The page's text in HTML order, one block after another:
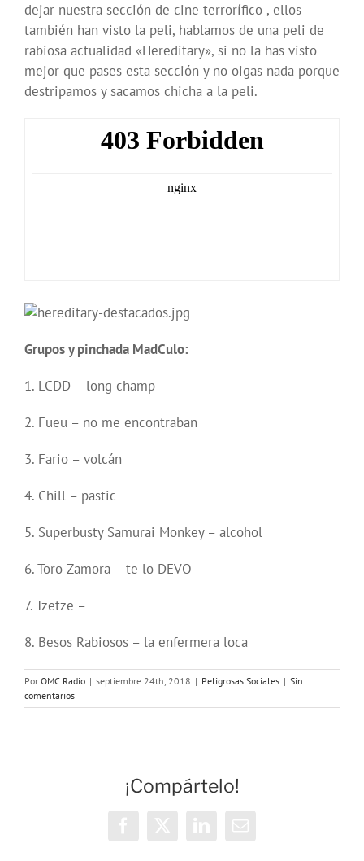
dejar nuestra sección de cine terrorífico , ellos
también han visto la peli, hablamos de una peli de
rabiosa actualidad «Hereditary», si no la has visto
mejor que pases esta sección y no oigas nada porque
destripamos y sacamos chicha a la peli.
Grupos y pinchada MadCulo:
1. LCDD – long champ
2. Fueu – no me encontraban
3. Fario – volcán
4. Chill – pastic
5. Superbusty Samurai Monkey – alcohol
6. Toro Zamora – te lo DEVO
7. Tzetze –
8. Besos Rabiosos – la enfermera loca
Por OMC Radio | septiembre 24th, 2018 | Peligrosas Sociales | Sin
comentarios
¡Compártelo!